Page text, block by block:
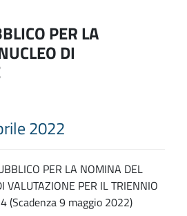
PER LA
DI
2022
PER LA NOMINA DEL
VALUTAZIONE PER IL TRIENNIO
(Scadenza 9 maggio 2022)